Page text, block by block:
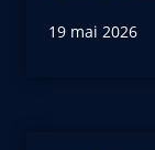
19 mai 2026